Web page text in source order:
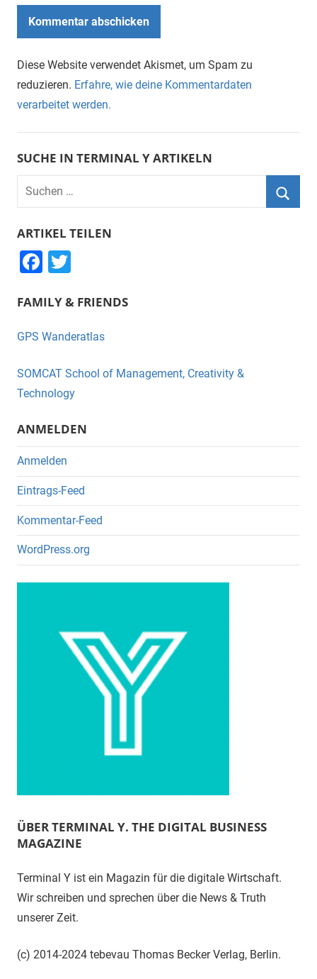
Diese Website verwendet Akismet, um Spam zu
reduzieren. Erfahre, wie deine Kommentardaten
verarbeitet werden.
SUCHE IN TERMINAL Y ARTIKELN
Suchen
nach:
ARTIKEL TEILEN
F
c
e
o
o
k
tt
er
FAMILY & FRIENDS
GPS Wanderatlas
SOMCAT School of Management, Creativity &
Technology
ANMELDEN
Anmelden
Eintrags-Feed
Kommentar-Feed
WordPress.org
ÜBER TERMINAL Y. THE DIGITAL BUSINESS
MAGAZINE
Terminal Y ist ein Magazin für die digitale Wirtschaft.
Wir schreiben und sprechen über die News & Truth
unserer Zeit.
(c) 2014-2024 tebevau Thomas Becker Verlag, Berlin.